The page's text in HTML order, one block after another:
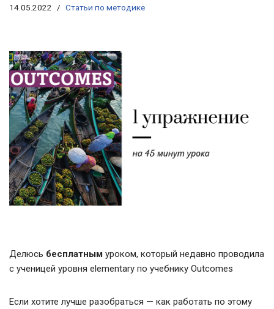
14.05.2022 Статьи по методике
Делюсь бесплатным уроком, который недавно проводила
с ученицей уровня elementary по учебнику Outcomes
Если хотите лучше разобраться — как работать по этому